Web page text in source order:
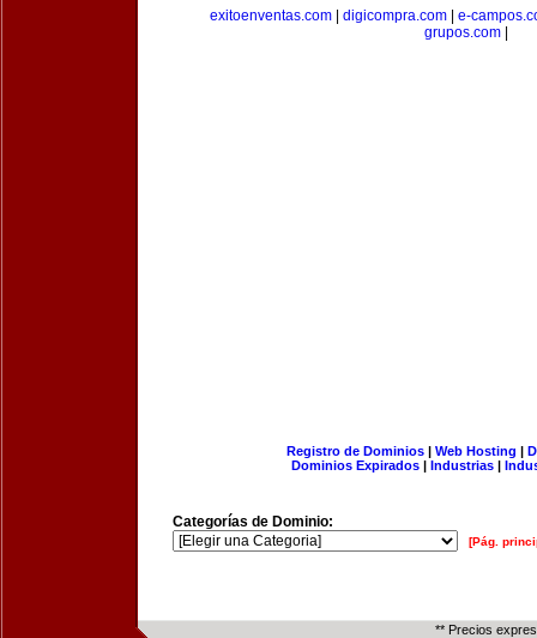
exitoenventas.com| digicompra.com| e-
grupos.com
Registro de Dominios| Web Hosting |
Dominios Expirados | Industrias |
Categorías de Dominio:
[Pág.
** Precios